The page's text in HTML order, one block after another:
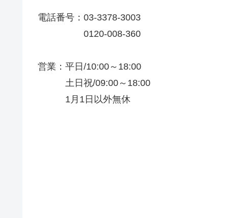
電話番号：03-3378-3003
0120-008-360
営業：平日/10:00～18:00
土日祝/09:00～18:00
1月1日以外無休